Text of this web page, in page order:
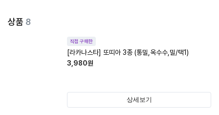
상품 8
직접 구매한
[라카나스타] 또띠아 3종 (통밀,옥수수,밀/택1)
3,980원
상세보기